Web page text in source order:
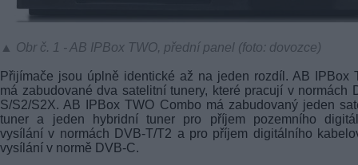
▲ Obr č. 1 - AB IPBox TWO, přední panel (foto: dovozce)
Přijímače jsou úplně identické až na jeden rozdíl. AB IPBox
má zabudované dva satelitní tunery, které pracují v normách
S/S2/S2X. AB IPBox TWO Combo má zabudovaný jeden
tuner a jeden hybridní tuner pro příjem pozemního
vysílání v normách DVB-T/T2 a pro příjem digitálního
vysílání v normě DVB-C.